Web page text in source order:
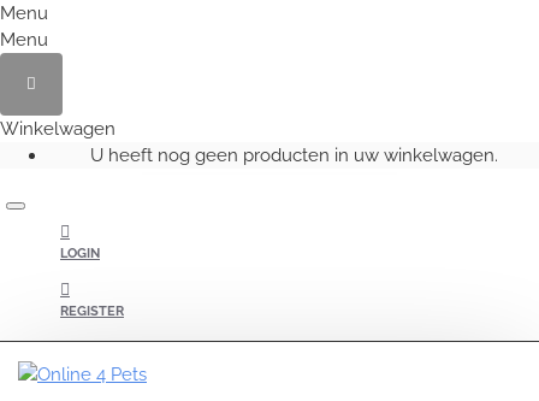
Menu
Menu
Winkelwagen
U heeft nog geen producten in uw winkelwagen.
LOGIN
REGISTER